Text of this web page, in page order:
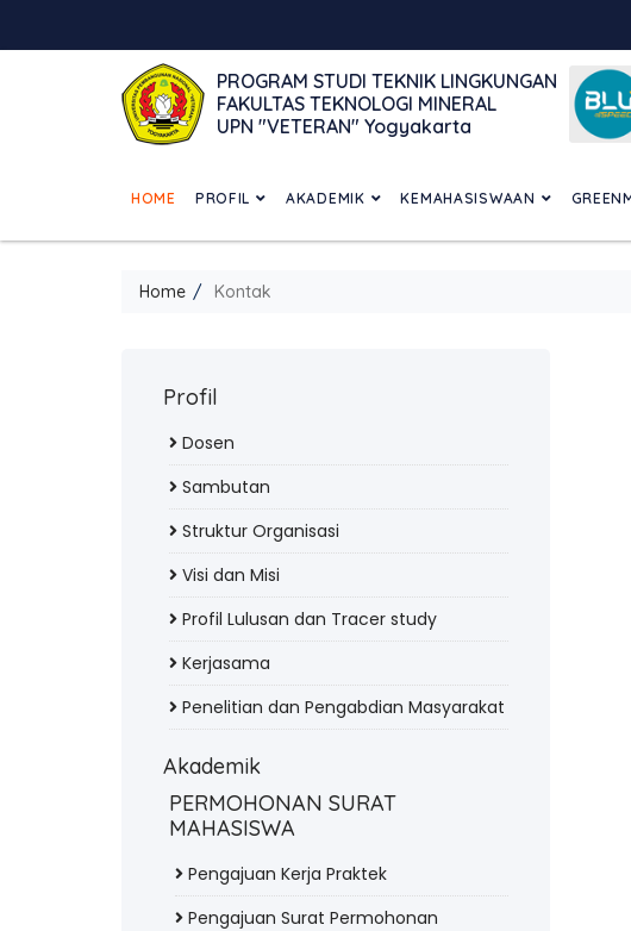
PROGRAM STUDI TEKNIK LINGKUNGAN
FAKULTAS TEKNOLOGI MINERAL
UPN "VETERAN" Yogyakarta
HOME PROFIL AKADEMIK KEMAHASISWAAN
Home Kontak
Profil
Dosen
Sambutan
Struktur Organisasi
Visi dan Misi
Profil Lulusan dan Tracer study
Kerjasama
Penelitian dan Pengabdian Masyarakat
Akademik
PERMOHONAN SURAT
MAHASISWA
Pengajuan Kerja Praktek
Pengajuan Surat Permohonan